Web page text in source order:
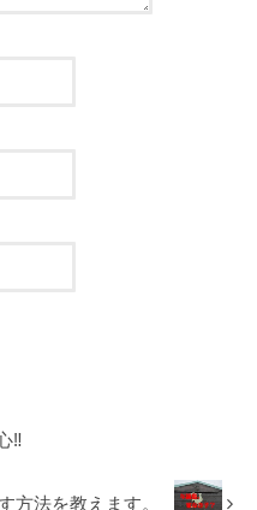
‼️
方法を教えます。